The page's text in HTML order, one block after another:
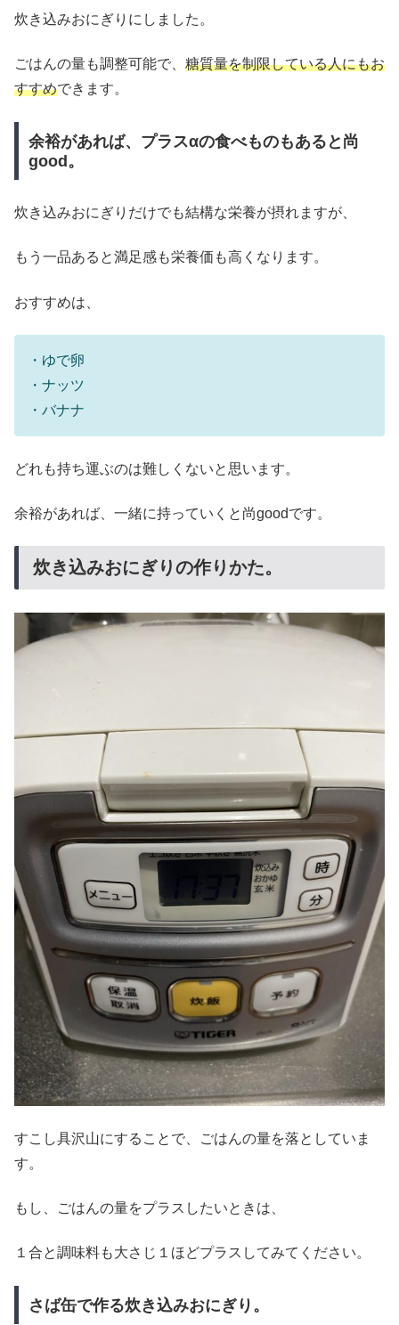
炊き込みおにぎりにしました。
ごはんの量も調整可能で、 糖質量を制限している人にもお
すすめできます。
余裕があれば、プラスαの食べものもあると尚
good。
炊き込みおにぎりだけでも結構な栄養が摂れますが、
もう一品あると満足感も栄養価も高くなります。
おすすめは、
・ゆで卵
・ナッツ
・バナナ
どれも持ち運ぶのは難しくないと思います。
余裕があれば、一緒に持っていくと尚goodです。
炊き込みおにぎりの作りかた。
すこし具沢山にすることで、ごはんの量を落としていま
す。
もし、ごはんの量をプラスしたいときは、
１合と調味料も大さじ１ほどプラスしてみてください。
さば缶で作る炊き込みおにぎり。